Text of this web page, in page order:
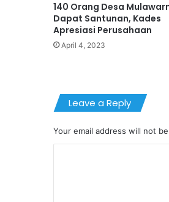
140 Orang Desa
Dapat Santunan, Kades
Apresiasi Perusahaan
April 4, 2023
Leave a Reply
Your email address will not